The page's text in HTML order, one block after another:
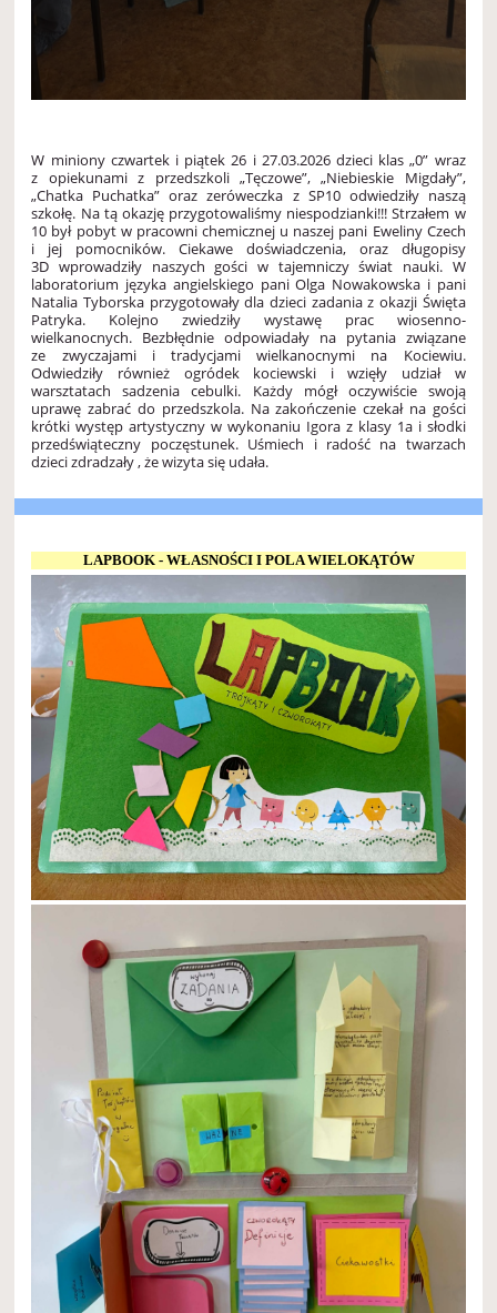
W miniony czwartek i piątek 26 i 27.03.2026 dzieci klas „0” wraz
z opiekunami z przedszkoli „Tęczowe”, „Niebieskie Migdały”,
„Chatka Puchatka” oraz zeróweczka z SP10 odwiedziły naszą
szkołę. Na tą okazję przygotowaliśmy niespodzianki!!! Strzałem w
10 był pobyt w pracowni chemicznej u naszej pani Eweliny Czech
i jej pomocników. Ciekawe doświadczenia, oraz długopisy
3D wprowadziły naszych gości w tajemniczy świat nauki. W
laboratorium języka angielskiego pani Olga Nowakowska i pani
Natalia Tyborska przygotowały dla dzieci zadania z okazji Święta
Patryka. Kolejno zwiedziły wystawę prac wiosenno-
wielkanocnych. Bezbłędnie odpowiadały na pytania związane
ze zwyczajami i tradycjami wielkanocnymi na Kociewiu.
Odwiedziły również ogródek kociewski i wzięły udział w
warsztatach sadzenia cebulki. Każdy mógł oczywiście swoją
uprawę zabrać do przedszkola. Na zakończenie czekał na gości
krótki występ artystyczny w wykonaniu Igora z klasy 1a i słodki
przedświąteczny poczęstunek. Uśmiech i radość na twarzach
dzieci zdradzały , że wizyta się udała.
LAPBOOK - WŁASNOŚCI I POLA WIELOKĄTÓW